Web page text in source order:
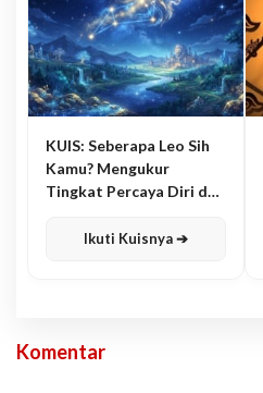
KUIS: Seberapa Leo Sih
Kamu? Mengukur
Tingkat Percaya Diri dan
Ikuti Kuisnya ➔
Komentar